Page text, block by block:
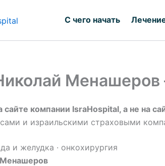
С чего начать
сайте компании IsraHospital, а не на
и израильскими страховыми
и желудка · онкохирургия